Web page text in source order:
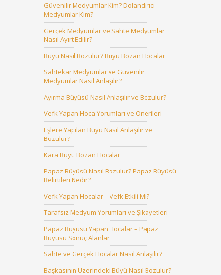
Güvenilir Medyumlar Kim? Dolandırıcı
Medyumlar Kim?
Gerçek Medyumlar ve Sahte Medyumlar
Nasıl Ayırt Edilir?
Büyü Nasıl Bozulur? Büyü Bozan Hocalar
Sahtekar Medyumlar ve Güvenilir
Medyumlar Nasıl Anlaşılır?
Ayırma Büyüsü Nasıl Anlaşılır ve Bozulur?
Vefk Yapan Hoca Yorumları ve Önerileri
Eşlere Yapılan Büyü Nasıl Anlaşılır ve
Bozulur?
Kara Büyü Bozan Hocalar
Papaz Büyüsü Nasıl Bozulur? Papaz Büyüsü
Belirtileri Nedir?
Vefk Yapan Hocalar – Vefk Etkili Mi?
Tarafsız Medyum Yorumları ve Şikayetleri
Papaz Büyüsü Yapan Hocalar – Papaz
Büyüsü Sonuç Alanlar
Sahte ve Gerçek Hocalar Nasıl Anlaşılır?
Başkasının Üzerindeki Büyü Nasıl Bozulur?